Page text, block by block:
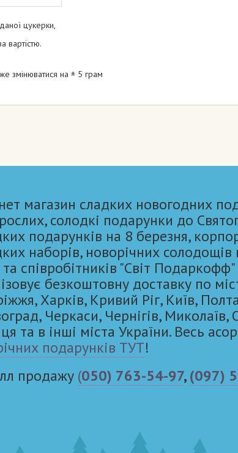
цукерки,
вартістю.
змінюватися на ± 5 грам
магазин сладких новогодних
солодкі подарунки до
подарунків на 8 березня,
наборів, новорічних солодощів
та співробітників "Світ
безкоштовну доставку по
Харків, Кривий Ріг, Київ,
Черкаси, Чернігів,
та в інші міста України. Весь
подарунків ТУТ!
продажу (050) 763-54-97,(097)